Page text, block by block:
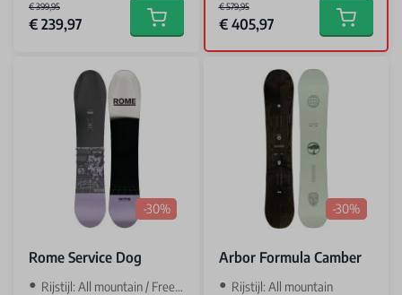
€ 399,95
€ 239,97 Add to cart
€ 579,95
€ 405,97 Add to
-30%
Rome Service Dog
Rijstijl: All mountain / Freeride
-30%
Arbor Formula Camber
Rijstijl: All mountain